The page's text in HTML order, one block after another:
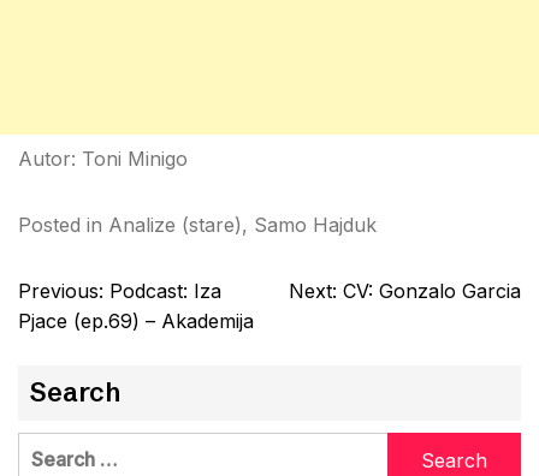
Autor: Toni Minigo
Posted in Analize (stare), Samo Hajduk
Post
navigation
Previous: Podcast: Iza
Pjace (ep.69) – Akademija
Next: CV: Gonzalo Garcia
Search
Search